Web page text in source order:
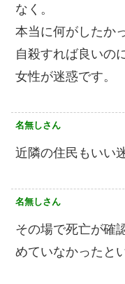
なく。
本当に何がしたか
自殺すれば良いのに
女性が迷惑です。
名無しさん
近隣の住民もいい
名無しさん
その場で死亡が確
めていなかったと